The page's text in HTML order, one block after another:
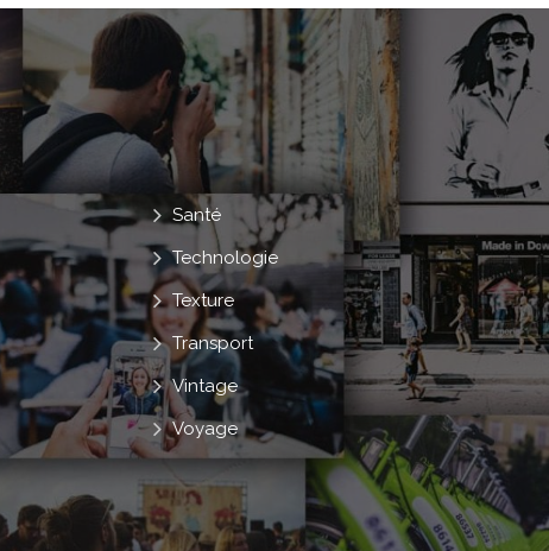
Santé
Technologie
Texture
Transport
Vintage
Voyage